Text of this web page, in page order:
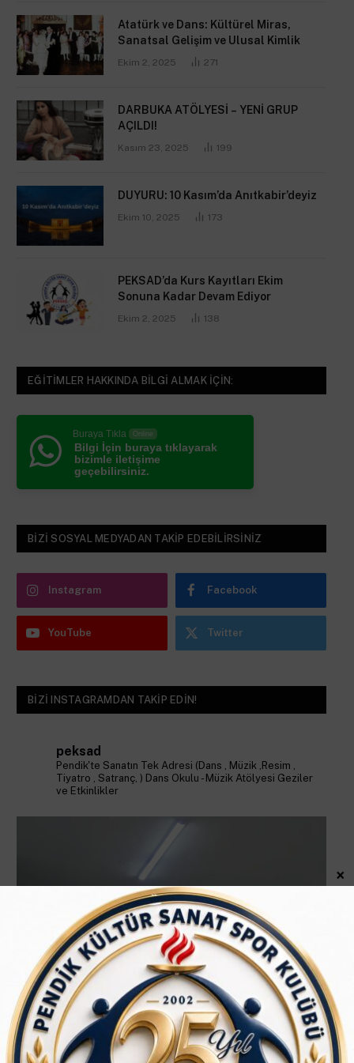
Atatürk ve Dans: Kültürel Miras,
Sanatsal Gelişim ve Ulusal Kimlik
Ekim 2, 2025 271
DARBUKA ATÖLYESİ – YENİ GRUP
AÇILDI!
Kasım 23, 2025 199
DUYURU: 10 Kasım’da Anıtkabir’deyiz
Ekim 10, 2025 173
PEKSAD’da Kurs Kayıtları Ekim
Sonuna Kadar Devam Ediyor
Ekim 2, 2025 138
EĞITIMLER HAKKINDA BILGI ALMAK IÇIN:
Buraya Tıkla Online
Bilgi İçin buraya tıklayarak
bizimle iletişime
geçebilirsiniz.
BIZI SOSYAL MEDYADAN TAKIP EDEBILIRSINIZ
Instagram Facebook
YouTube Twitter
BIZI INSTAGRAMDAN TAKIP EDIN!
peksad
Pendik'te Sanatın Tek Adresi (Dans , Müzik ,Resim ,
Tiyatro , Satranç, ) Dans Okulu - Müzik Atölyesi Geziler
ve Etkinlikler
×